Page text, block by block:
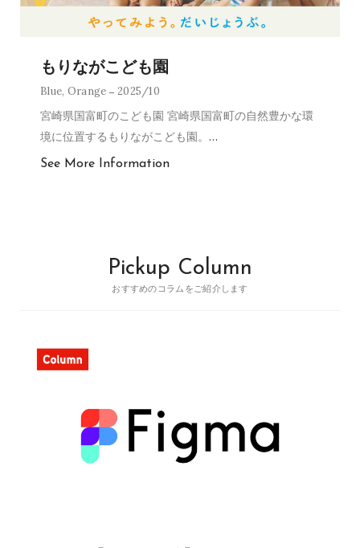
もりながこども園
Blue, Orange 2025/10
宮崎県国富町のこども園 宮崎県国富町の自然豊かな環
境に位置するもりながこども園。 …
See More Information
Pickup Column
おすすめのコラムをご紹介します